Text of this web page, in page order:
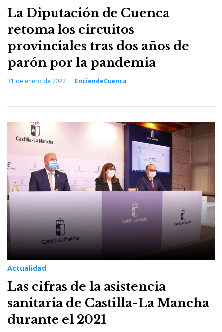
La Diputación de Cuenca
retoma los circuitos
provinciales tras dos años de
parón por la pandemia
31 de enero de 2022 EnciendeCuenca
Actualidad
Las cifras de la asistencia
sanitaria de Castilla-La Mancha
durante el 2021